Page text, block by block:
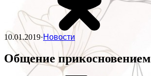
10.01.2019·Новости
Общение прикосновением